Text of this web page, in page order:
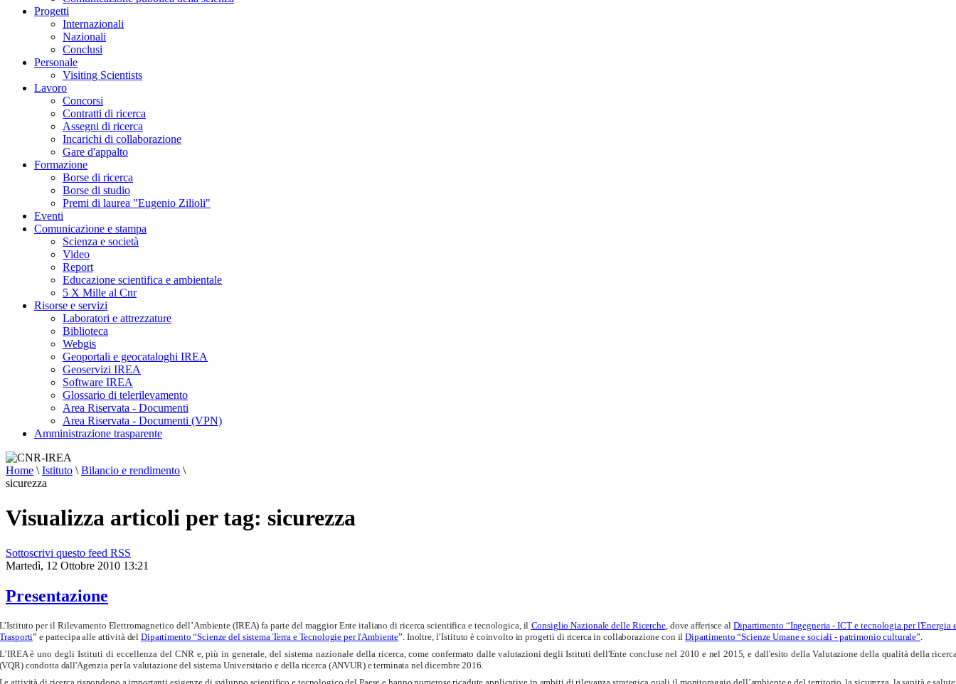
Progetti
Internazionali
Nazionali
Conclusi
Personale
Visiting Scientists
Lavoro
Concorsi
Contratti di ricerca
Assegni di ricerca
Incarichi di collaborazione
Gare d'appalto
Formazione
Borse di ricerca
Borse di studio
Premi di laurea "Eugenio Zilioli"
Eventi
Comunicazione e stampa
Scienza e società
Video
Report
Educazione scientifica e ambientale
5 X Mille al Cnr
Risorse e servizi
Laboratori e attrezzature
Biblioteca
Webgis
Geoportali e geocataloghi IREA
Geoservizi IREA
Software IREA
Glossario di telerilevamento
Area Riservata - Documenti
Area Riservata - Documenti (VPN)
Amministrazione trasparente
Home \ Istituto \ Bilancio e rendimento \
sicurezza
Visualizza articoli per tag: sicurezza
Sottoscrivi questo feed RSS
Martedì, 12 Ottobre 2010 13:21
Presentazione
per il Rilevamento Elettromagnetico dell’Ambiente (IREA) fa parte del maggior Ente italiano di ricerca scientifica e tecnologica, il Consiglio Nazionale delle Ricerche, dove afferisce alDipartimento “Ingegneria - ICT e tecnologia per l'Energia
”e partecipa alle attività delDipartimento “Scienze del sistema Terra e Tecnologie per l'Ambiente”. Inoltre, l’Istituto è coinvolto in progetti di ricerca in collaborazione con ilDipartimento “Scienze Umane e sociali - patrimonio culturale”
è uno degli Istituti di eccellenza del CNR e, più in generale, del sistema nazionale della ricerca, come confermato dalle valutazioni degli Istituti dell'Ente concluse nel 2010 e nel 2015, e dall'esito della Valutazione della qualità della
condotta dall'Agenzia per la valutazione del sistema Universitario e della ricerca (ANVUR) e terminata nel dicembre 2016.